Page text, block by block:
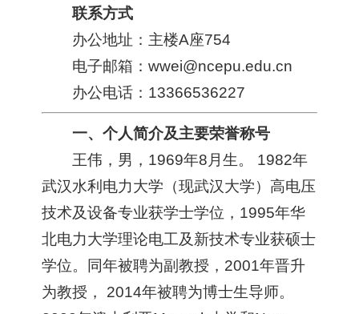
联系方式
办公地址：主楼A座754
电子邮箱：wwei@ncepu.edu.cn
办公电话：13366536227
一、个人简介及主要荣誉称号
王伟，男，1969年8月生。 1982年
武汉水利电力大学（现武汉大学）高电压
技术及设备专业获学士学位，1995年华
北电力大学理论电工及新技术专业获硕士
学位。同年被聘为副教授，2001年晋升
为教授， 2014年被聘为博士生导师。